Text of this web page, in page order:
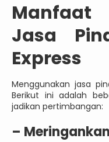
Manfaat
Jasa
Express
Menggunakan jasa
Berikut ini adalah
jadikan pertimbangan:
–